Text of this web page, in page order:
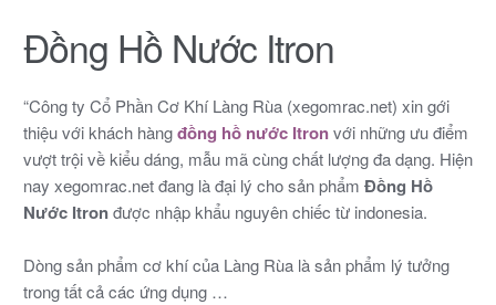
Đồng Hồ Nước Itron
“Công ty Cổ Phần Cơ Khí Làng Rùa (xegomrac.net) xin gới
thiệu với khách hàngđồng hồ nước Itronvới những ưu điểm
vượt trội về kiểu dáng, mẫu mã cùng chất lượng đa dạng. Hiện
nay xegomrac.net đang là đại lý cho sản phẩm Đồng Hồ
Nước Itronđược nhập khẩu nguyên chiếc từ indonesia.
Dòng sản phẩm cơ khí của Làng Rùa là sản phẩm lý tưởng
trong tất cả các ứng dụng …